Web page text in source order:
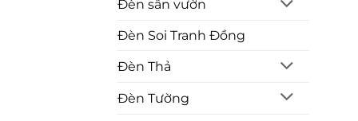
Đèn sân vườn
Đèn Soi Tranh Đồng
Đèn Thả
Đèn Tường